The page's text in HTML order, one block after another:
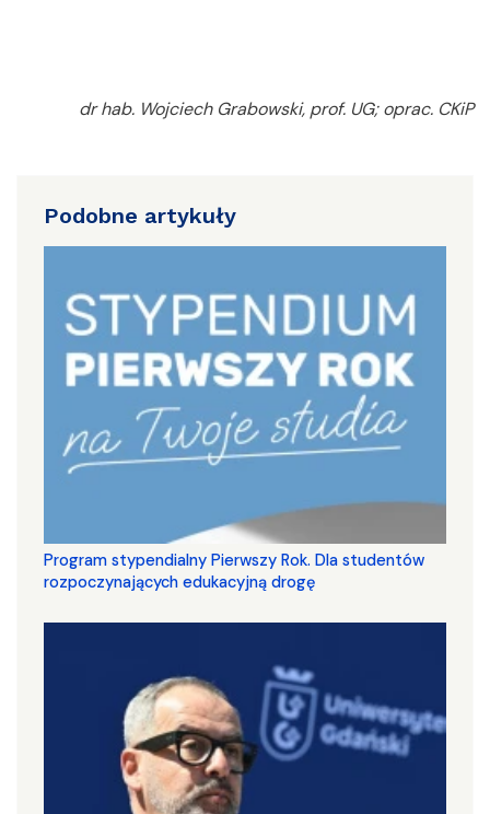
dr hab. Wojciech Grabowski, prof. UG; oprac. CKiP
Podobne artykuły
Program stypendialny Pierwszy Rok. Dla studentów
rozpoczynających edukacyjną drogę